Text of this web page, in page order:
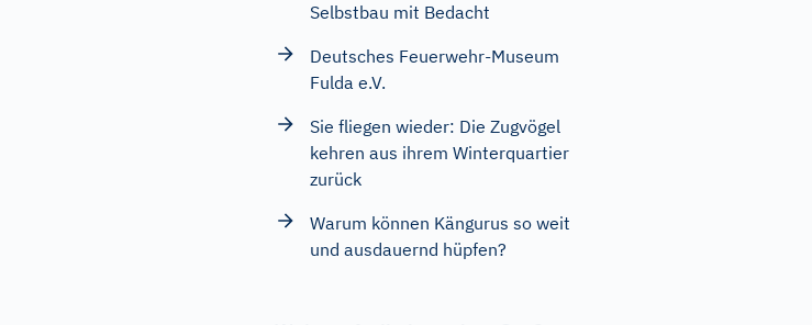
Selbstbau mit Bedacht
Deutsches Feuerwehr-Museum
Fulda e.V.
Sie fliegen wieder: Die Zugvögel
kehren aus ihrem Winterquartier
zurück
Warum können Kängurus so weit
und ausdauernd hüpfen?